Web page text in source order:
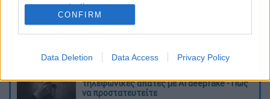
user protection.
CONFIRM
Data Deletion Data Access Privacy Policy
Μακελειό στη Βόρεια Καρολίνα ύστερα από
πυροβολισμούς: Νεκροί και τραυματίες
τηλεφωνικές απάτες με AI deepfake - Πώς
να προστατευτείτε